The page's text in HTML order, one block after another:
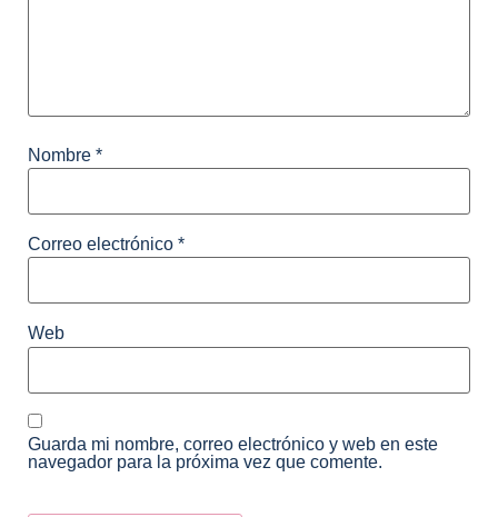
Nombre *
Correo electrónico *
Web
Guarda mi nombre, correo electrónico y web en este
navegador para la próxima vez que comente.